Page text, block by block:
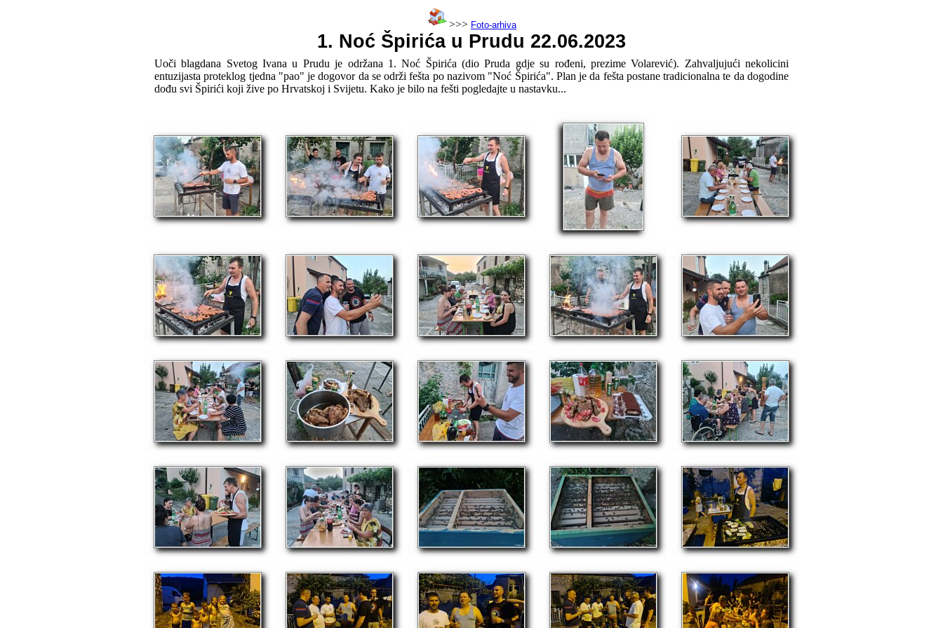
>>> Foto-arhiva
1. Noć Špirića u Prudu 22.06.2023
Uoči blagdana Svetog Ivana u Prudu je održana 1. Noć Špirića (dio Pruda gdje su rođeni, prezime Volarević). Zahvaljujući nekolicini
entuzijasta proteklog tjedna "pao" je dogovor da se održi fešta po nazivom "Noć Špirića". Plan je da fešta postane tradicionalna te da dogodine
dođu svi Špirići koji žive po Hrvatskoj i Svijetu. Kako je bilo na fešti pogledajte u nastavku...